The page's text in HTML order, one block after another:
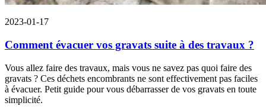
2023-01-17
Comment évacuer vos gravats suite à des travaux ?
Vous allez faire des travaux, mais vous ne savez pas quoi faire des
gravats ? Ces déchets encombrants ne sont effectivement pas faciles
à évacuer. Petit guide pour vous débarrasser de vos gravats en toute
simplicité.